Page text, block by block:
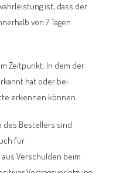
ist, dass der
von 7 Tagen
Zeitpunkt. In dem der
hat oder bei
erkennen können.
des Bestellers sind
für
Verschulden beim